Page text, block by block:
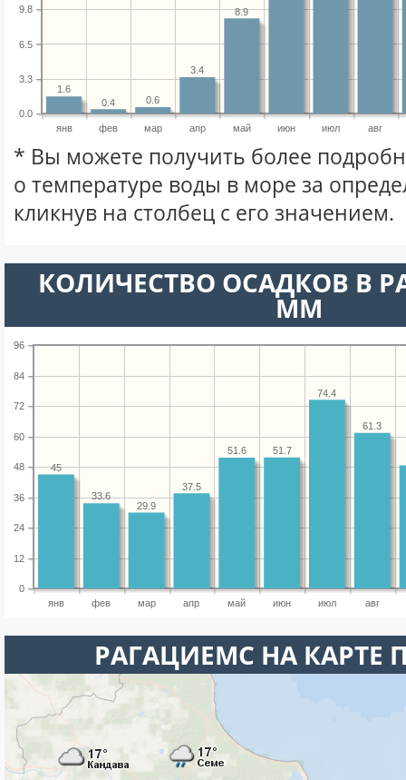
янв фев мар апр май июн июл авг
0.0
3.3
6.5
9.8 8.9
3.4
0.6
0.4
1.6
* Вы можете получить более
о температуре воды в море за
кликнув на столбец с его значением.
КОЛИЧЕСТВО ОСАДКОВ В
ММ
янв фев мар апр май июн июл авг
0
12
24
36
48
60
72
84
96
61.3
74.4
51.7
51.6
37.5
29.9
33.6
45
РАГАЦИЕМС НА КАРТЕ